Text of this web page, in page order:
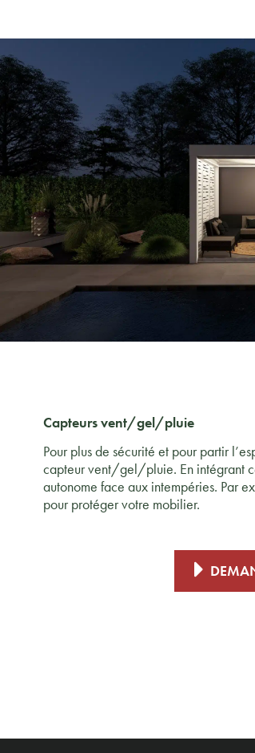
Capteurs vent/gel/pluie
Pour plus de sécurité et pour partir
capteur vent/gel/pluie. En intégrant
autonome face aux intempéries. Par
pour protéger votre mobilier.